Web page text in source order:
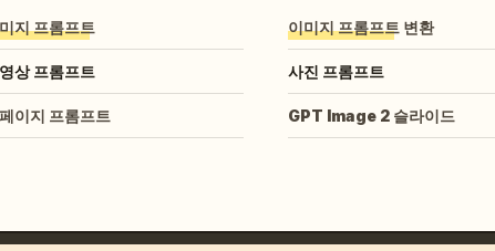
지 프롬프트
상 프롬프트
이지 프롬프트
이미지 프롬프트 변환
사진 프롬프트
GPT Image 2 슬라이드